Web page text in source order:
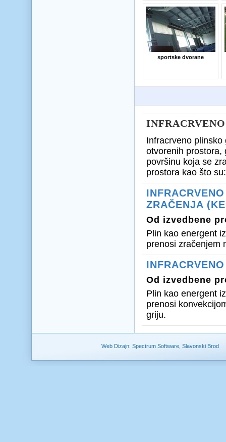
sportske dvorane
Infracrveno
otvorenih prostora,
površinu koja se
prostora kao što
ZRAČENJA
Od izvedbene
Plin kao energent
prenosi zračenjem
Od izvedbene
Plin kao energent
prenosi
griju.
Web Dizajn: Spectrum Software, Slavonski Brod